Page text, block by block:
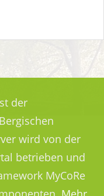
der
wird von der
betrieben und
MyCoRe